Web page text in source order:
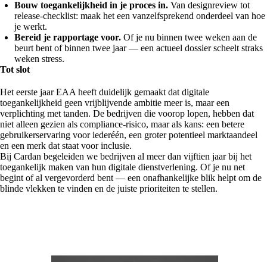
Bouw toegankelijkheid in je proces in. Van designreview tot
release-checklist: maak het een vanzelfsprekend onderdeel van hoe
je werkt.
Bereid je rapportage voor. Of je nu binnen twee weken aan de
beurt bent of binnen twee jaar — een actueel dossier scheelt straks
weken stress.
Tot slot
Het eerste jaar EAA heeft duidelijk gemaakt dat digitale
toegankelijkheid geen vrijblijvende ambitie meer is, maar een
verplichting met tanden. De bedrijven die voorop lopen, hebben dat
niet alleen gezien als compliance-risico, maar als kans: een betere
gebruikerservaring voor iederéén, een groter potentieel marktaandeel
en een merk dat staat voor inclusie.
Bij Cardan begeleiden we bedrijven al meer dan vijftien jaar bij het
toegankelijk maken van hun digitale dienstverlening. Of je nu net
begint of al vergevorderd bent — een onafhankelijke blik helpt om de
blinde vlekken te vinden en de juiste prioriteiten te stellen.